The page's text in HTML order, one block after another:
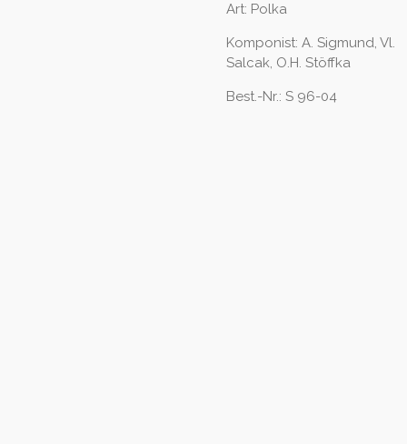
Art: Polka
Komponist: A. Sigmund, Vl.
Salcak, O.H. Stöffka
Best.-Nr.: S 96-04